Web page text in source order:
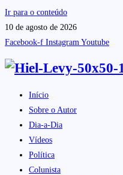
Ir para o conteúdo
10 de agosto de 2026
Facebook-f Instagram Youtube
Início
Sobre o Autor
Dia-a-Dia
Vídeos
Política
Colunista